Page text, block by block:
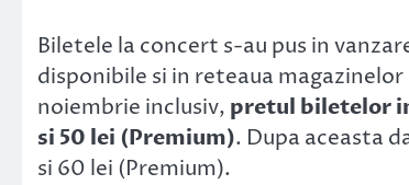
Biletele la concert s-au pus in
disponibile si in reteaua
noiembrie inclusiv, pretul biletelor
si 50 lei (Premium). Dupa aceasta
si 60 lei (Premium).